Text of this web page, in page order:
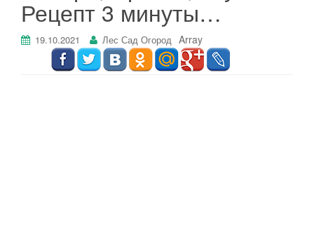
Рецепт 3 минуты…
19.10.2021 Лес Сад Огород Array